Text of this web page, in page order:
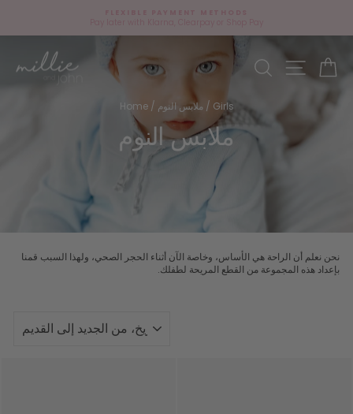
slideshow
Search Site
Home / ملابس النوم / Girls
ملابس النوم
نحن نعلم أن الراحة هي الأساس، وخاصة الآن أثناء الحجر الصحي، ولهذا السبب قمنا
بإعداد هذه المجموعة من القطع المريحة لطفلك.